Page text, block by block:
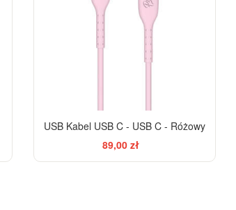
USB Kabel USB C - USB C - Różowy
89,00 zł